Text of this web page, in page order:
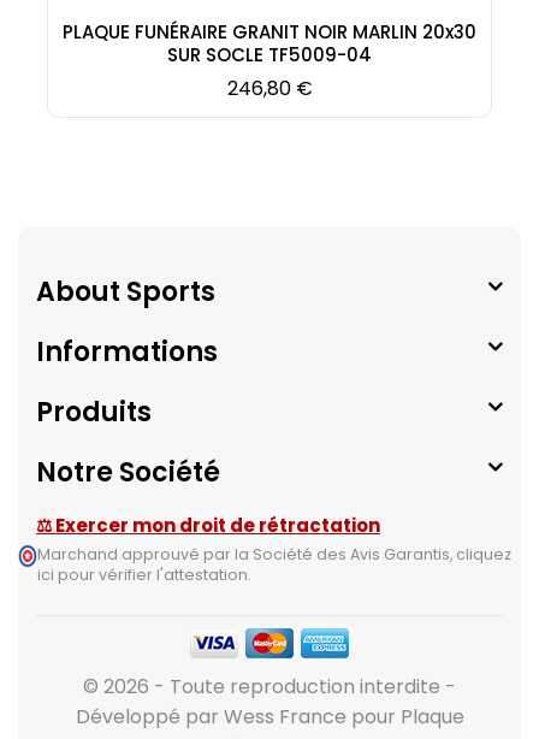
PLAQUE FUNÉRAIRE GRANIT NOIR MARLIN 20x30
SUR SOCLE TF5009-04
Prix
246,80 €
About Sports
Informations
Produits
Notre Société
⚖ Exercer mon droit de rétractation
Marchand approuvé par la Société des Avis Garantis, cliquez
ici pour vérifier l'attestation.
© 2026 - Toute reproduction interdite -
Développé par Wess France pour Plaque